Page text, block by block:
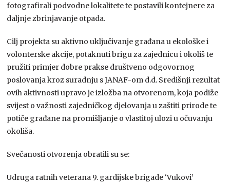
fotografirali podvodne lokalitete te postavili kontejnere za
daljnje zbrinjavanje otpada.
Cilj projekta su aktivno uključivanje građana u ekološke i
volonterske akcije, potaknuti brigu za zajednicu i okoliš te
pružiti primjer dobre prakse društveno odgovornog
poslovanja kroz suradnju s JANAF-om d.d. Središnji rezultat
ovih aktivnosti upravo je izložba na otvorenom, koja podiže
svijest o važnosti zajedničkog djelovanja u zaštiti prirode te
potiče građane na promišljanje o vlastitoj ulozi u očuvanju
okoliša.
Svečanosti otvorenja obratili su se:
Udruga ratnih veterana 9. gardijske brigade ‘Vukovi’